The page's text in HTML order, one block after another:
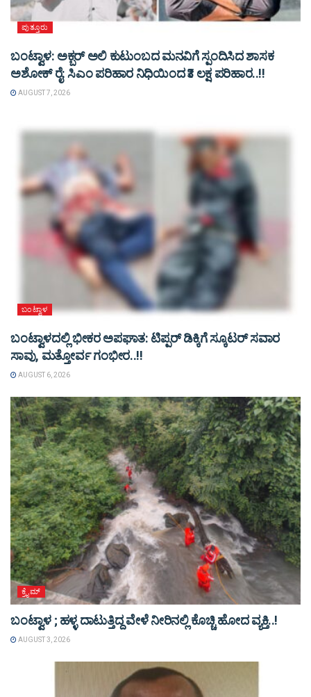
ಪುತ್ತೂರು
ಬಂಟ್ವಾಳ: ಅಕ್ಬರ್ ಅಲಿ ಕುಟುಂಬದ ಮನವಿಗೆ ಸ್ಪಂದಿಸಿದ ಶಾಸಕ
ಅಶೋಕ್ ರೈ: ಸಿಎಂ ಪರಿಹಾರ ನಿಧಿಯಿಂದ ₹3 ಲಕ್ಷ ಪರಿಹಾರ..!!
AUGUST 7, 2026
ಬಂಟ್ವಾಳ
ಬಂಟ್ವಾಳದಲ್ಲಿ ಭೀಕರ ಅಪಘಾತ: ಟಿಪ್ಪರ್ ಡಿಕ್ಕಿಗೆ ಸ್ಕೂಟರ್ ಸವಾರ
ಸಾವು, ಮತ್ತೋರ್ವ ಗಂಭೀರ..!!
AUGUST 6, 2026
ಕ್ರೈಮ್
ಬಂಟ್ವಾಳ ; ಹಳ್ಳ ದಾಟುತ್ತಿದ್ದ ವೇಳೆ ನೀರಿನಲ್ಲಿ ಕೊಚ್ಚಿ ಹೋದ ವ್ಯಕ್ತಿ..!
AUGUST 3, 2026